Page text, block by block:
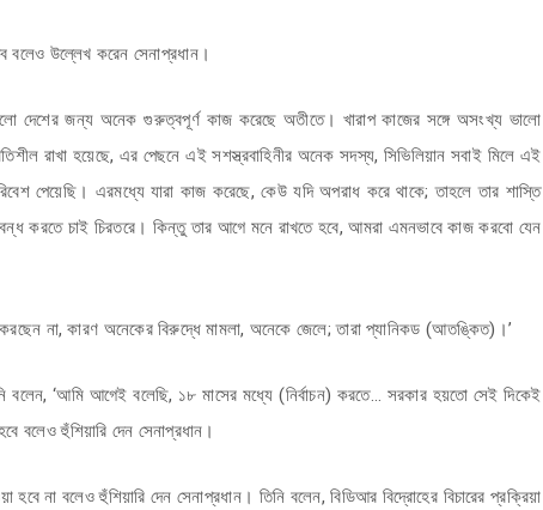
বলেও উল্লেখ করেন সেনাপ্রধান।
দেশের জন্য অনেক গুরুত্বপূর্ণ কাজ করেছে অতীতে। খারাপ কাজের সঙ্গে অসংখ্য ভালো
রাখা হয়েছে, এর পেছনে এই সশস্ত্রবাহিনীর অনেক সদস্য, সিভিলিয়ান সবাই মিলে এই
পেয়েছি। এরমধ্যে যারা কাজ করেছে, কেউ যদি অপরাধ করে থাকে; তাহলে তার শাস্তি
করতে চাই চিরতরে। কিন্তু তার আগে মনে রাখতে হবে, আমরা এমনভাবে কাজ করবো যেন
না, কারণ অনেকের বিরুদ্ধে মামলা, অনেকে জেলে; তারা প্যানিকড (আতঙ্কিত)।’
বলেন, ‘আমি আগেই বলেছি, ১৮ মাসের মধ্যে (নির্বাচন) করতে… সরকার হয়তো সেই দিকেই
বলেও হুঁশিয়ারি দেন সেনাপ্রধান।
না বলেও হুঁশিয়ারি দেন সেনাপ্রধান। তিনি বলেন, বিডিআর বিদ্রোহের বিচারের প্রক্রিয়া